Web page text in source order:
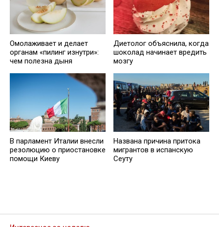
Омолаживает и делает
органам «пилинг изнутри»:
чем полезна дыня
Диетолог объяснила, когда
шоколад начинает вредить
мозгу
В парламент Италии внесли
резолюцию о приостановке
помощи Киеву
Названа причина притока
мигрантов в испанскую
Сеуту